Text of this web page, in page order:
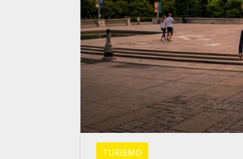
TURISMO